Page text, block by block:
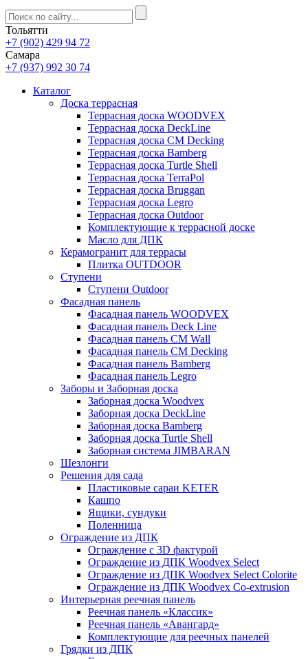
Тольятти
+7 (902) 429 94 72
Самара
+7 (937) 992 30 74
Каталог
Доска террасная
Террасная доска WOODVEX
Террасная доска DeckLine
Террасная доска CM Decking
Террасная доска Bamberg
Террасная доска Turtle Shell
Террасная доска TerraPol
Террасная доска Bruggan
Террасная доска Legro
Террасная доска Outdoor
Комплектующие к террасной доске
Масло для ДПК
Керамогранит для террасы
Плитка OUTDOOR
Ступени
Ступени Outdoor
Фасадная панель
Фасадная панель WOODVEX
Фасадная панель Deck Line
Фасадная панель CM Wall
Фасадная панель CM Decking
Фасадная панель Bamberg
Фасадная панель Legro
Заборы и Заборная доска
Заборная доска Woodvex
Заборная доска DeckLine
Заборная доска Bamberg
Заборная доска Turtle Shell
Заборная система JIMBARAN
Шезлонги
Решения для сада
Пластиковые сараи KETER
Кашпо
Ящики, сундуки
Поленница
Ограждение из ДПК
Ограждение с 3D фактурой
Ограждение из ДПК Woodvex Select
Ограждение из ДПК Woodvex Select Colorite
Ограждение из ДПК Woodvex Co-extrusion
Интерьерная реечная панель
Реечная панель «Классик»
Реечная панель «Авангард»
Комплектующие для реечных панелей
Грядки из ДПК